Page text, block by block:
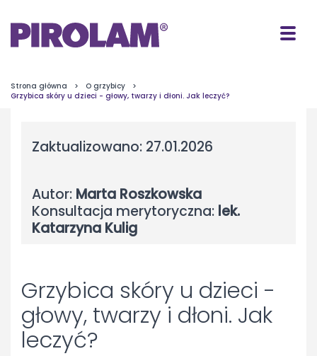
Strona główna > O grzybicy
>
Grzybica skóry u dzieci - głowy, twarzy i dłoni. Jak leczyć?
Zaktualizowano: 27.01.2026
Autor: Marta Roszkowska
Konsultacja merytoryczna: lek.
Katarzyna Kulig
Grzybica skóry u dzieci -
głowy, twarzy i dłoni. Jak
leczyć?